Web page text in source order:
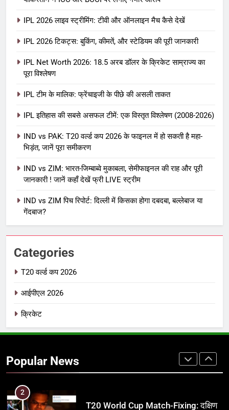
IPL 2026 लाइव स्ट्रीमिंग: टीवी और ऑनलाइन मैच कैसे देखें
IPL 2026 टिकट्स: बुकिंग, कीमतें, और स्टेडियम की पूरी जानकारी
IPL Net Worth 2026: 18.5 अरब डॉलर के क्रिकेट साम्राज्य का
पूरा विश्लेषण
IPL टीम के मालिक: फ्रेंचाइजी के पीछे की असली ताकत
IPL इतिहास की सबसे असफल टीमें: एक विस्तृत विश्लेषण (2008-2026)
IND vs PAK: T20 वर्ल्ड कप 2026 के फाइनल में हो सकती है महा-
भिड़ंत, जानें पूरा समीकरण
IND vs ZIM: भारत-जिम्बाब्वे मुकाबला, सेमीफाइनल की राह और पूरी
जानकारी ! जानें कहाँ देखें फ्री LIVE स्ट्रीम
IND vs ZIM पिच रिपोर्ट: दिल्ली में किसका होगा दबदबा, बल्लेबाज या
गेंदबाज?
Categories
T20 वर्ल्ड कप 2026
आईपीएल 2026
क्रिकेट
Popular News
IPL Net Worth 2026: 18.5 अरब डॉलर
आईपीएल 2026 क्रिकेट
IPL टीम के मालिक: फ्रेंचाइजी के पीछे की
असली ताकत
आईपीएल 2026 क्रिकेट
IPL इतिहास की सबसे असफल टीमें: एक
8
अर्जुन तेंदुलकर की पत्नी सानिया चंडोक:
उम्र, परिवार, करियर और शादी से जुड़ी हर
2
T20 World Cup Match-Fixing: दक्षिण